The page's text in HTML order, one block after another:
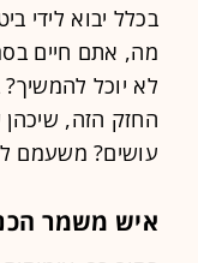
בכלל יבוא לידי
מה, אתם חיים
לא יוכל
החזק הזה, שיכהן
עושים? משעמם
איש משמר